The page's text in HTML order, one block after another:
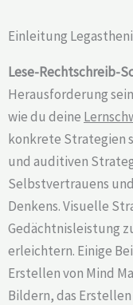
Einleitung
Lese-Rechtschreib-
Herausforderung
wie du deine
konkrete Strategien
und auditiven
Selbstvertrauens
Denkens. Visuelle
Gedächtnisleistung
erleichtern. Einige
Erstellen von Mind
Bildern, das